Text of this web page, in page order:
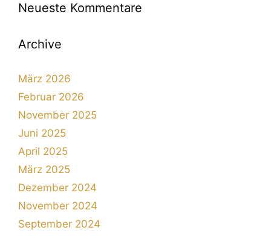
Neueste Kommentare
Archive
März 2026
Februar 2026
November 2025
Juni 2025
April 2025
März 2025
Dezember 2024
November 2024
September 2024